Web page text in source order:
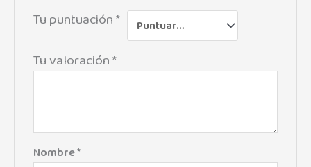
Tu puntuación*
Tu valoración*
Nombre*